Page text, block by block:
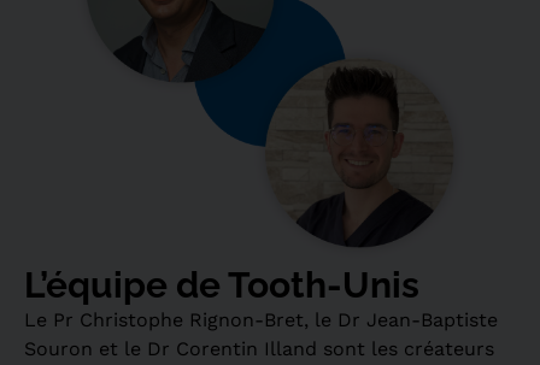
L’équipe de Tooth-Unis
Le Pr Christophe Rignon-Bret, le Dr Jean-Baptiste
Souron et le Dr Corentin Illand sont les créateurs